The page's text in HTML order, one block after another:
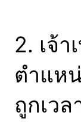
2. เจ้
ตำแห
ถูกเวล